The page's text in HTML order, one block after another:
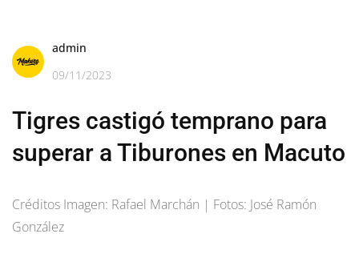
admin
09/11/2023
Tigres castigó temprano para
superar a Tiburones en Macuto
Créditos Imagen: Rafael Marchán | Fotos: José Ramón
González